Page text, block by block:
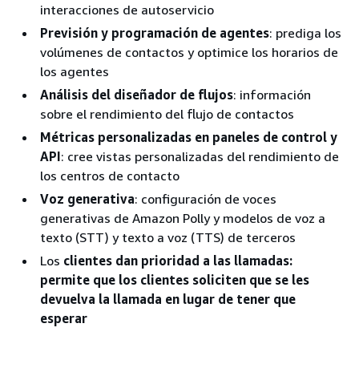
interacciones de autoservicio
Previsión y programación de agentes: prediga los
volúmenes de contactos y optimice los horarios de
los agentes
Análisis del diseñador de flujos: información
sobre el rendimiento del flujo de contactos
Métricas personalizadas en paneles de control y
API: cree vistas personalizadas del rendimiento de
los centros de contacto
Voz generativa: configuración de voces
generativas de Amazon Polly y modelos de voz a
texto (STT) y texto a voz (TTS) de terceros
Los clientes dan prioridad a las llamadas:
permite que los clientes soliciten que se les
devuelva la llamada en lugar de tener que
esperar